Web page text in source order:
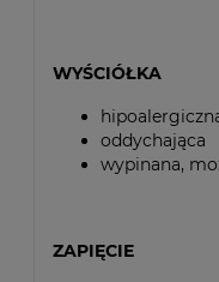
WYŚCIÓŁKA
oddychająca
wypinana,
ZAPIĘCIE